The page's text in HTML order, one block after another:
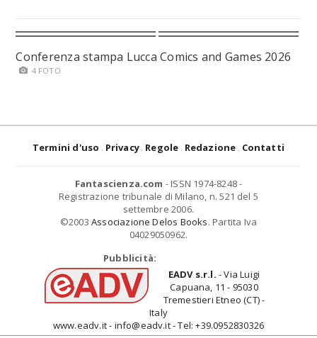
Conferenza stampa Lucca Comics and Games 2026
4 FOTO
Termini d'uso Privacy Regole Redazione Contatti
Fantascienza.com - ISSN 1974-8248 -
Registrazione tribunale di Milano, n. 521 del 5
settembre 2006.
©2003 Associazione Delos Books. Partita Iva
04029050962.
Pubblicità:
EADV s.r.l. - Via Luigi
Capuana, 11 - 95030
Tremestieri Etneo (CT) -
Italy
www.eadv.it - info@eadv.it - Tel: +39.0952830326